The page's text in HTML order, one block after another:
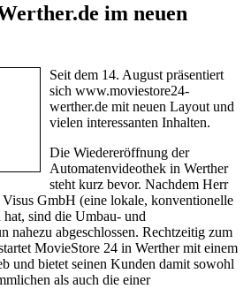
im neuen
Seit dem 14. August präsentiert
sich www.moviestore24-
werther.de mit neuen Layout und
vielen interessanten Inhalten.
Die Wiedereröffnung der
Automatenvideothek in Werther
steht kurz bevor. Nachdem Herr
GmbH (eine lokale, konventionelle
sind die Umbau- und
nahezu abgeschlossen. Rechtzeitig zum
MovieStore 24 in Werther mit einem
und bietet seinen Kunden damit sowohl
als auch die einer